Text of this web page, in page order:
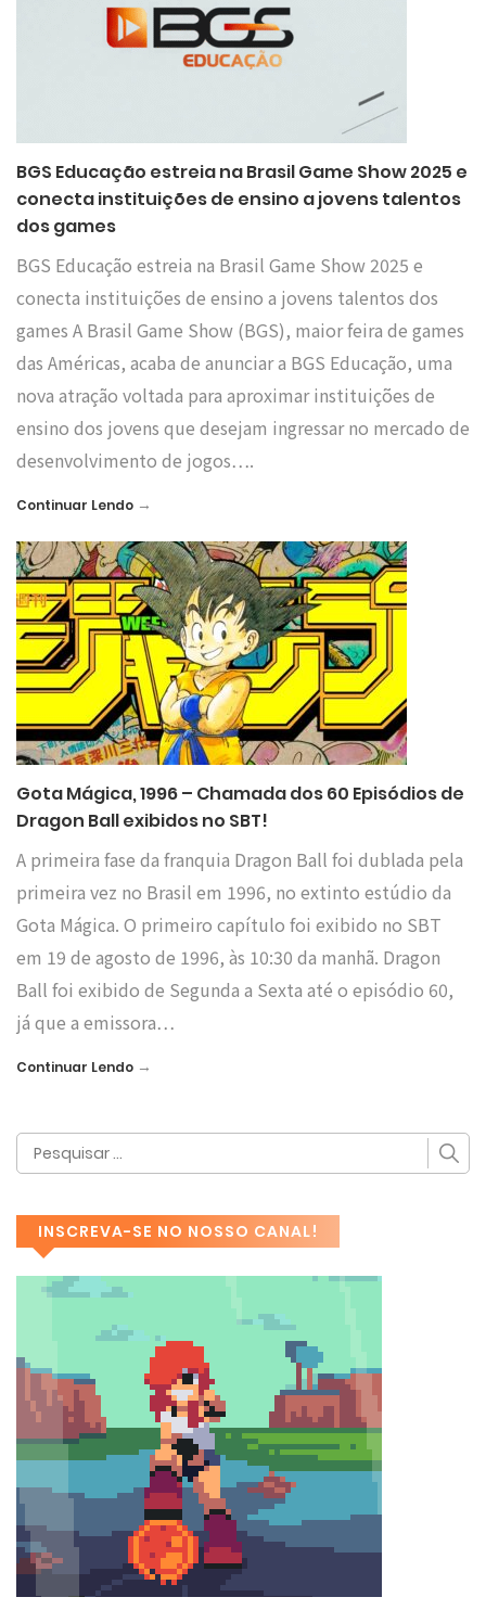
BGS Educação estreia na Brasil Game Show 2025 e
conecta instituições de ensino a jovens talentos
dos games
BGS Educação estreia na Brasil Game Show 2025 e
conecta instituições de ensino a jovens talentos dos
games A Brasil Game Show (BGS), maior feira de games
das Américas, acaba de anunciar a BGS Educação, uma
nova atração voltada para aproximar instituições de
ensino dos jovens que desejam ingressar no mercado de
desenvolvimento de jogos….
Continuar Lendo →
Gota Mágica, 1996 – Chamada dos 60 Episódios de
Dragon Ball exibidos no SBT!
A primeira fase da franquia Dragon Ball foi dublada pela
primeira vez no Brasil em 1996, no extinto estúdio da
Gota Mágica. O primeiro capítulo foi exibido no SBT
em 19 de agosto de 1996, às 10:30 da manhã. Dragon
Ball foi exibido de Segunda a Sexta até o episódio 60,
já que a emissora…
Continuar Lendo →
INSCREVA-SE NO NOSSO CANAL!